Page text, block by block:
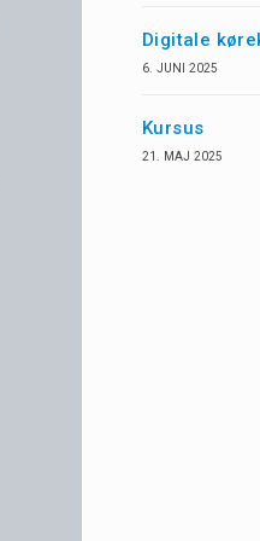
Digitale
6. JUNI 2025
Kursus
21. MAJ 2025